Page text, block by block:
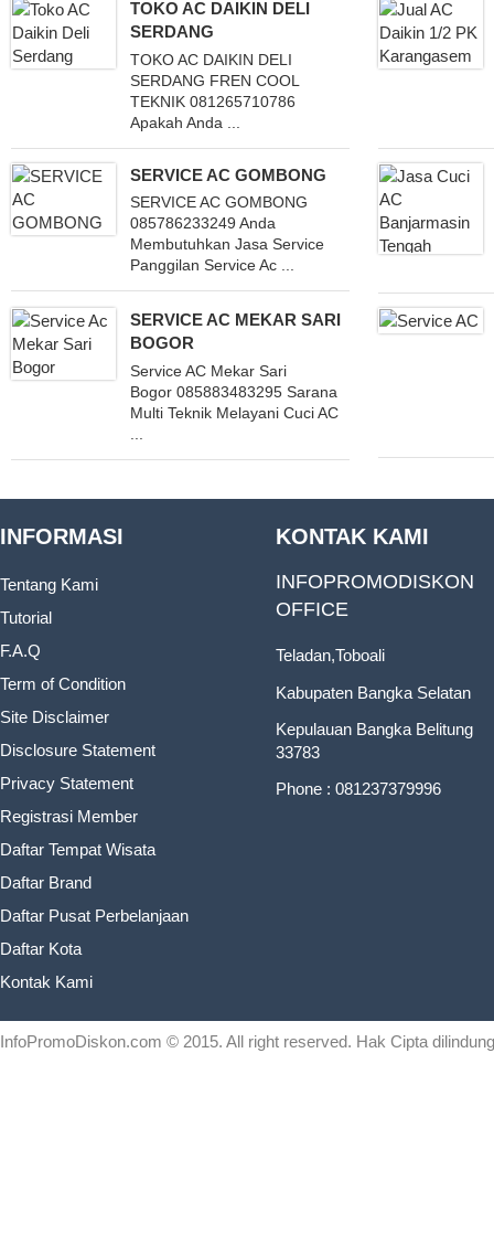
TOKO AC DAIKIN DELI
SERDANG
TOKO AC DAIKIN DELI
SERDANG FREN COOL
TEKNIK 081265710786
Apakah Anda ...
SERVICE AC GOMBONG
SERVICE AC GOMBONG
085786233249 Anda
Membutuhkan Jasa Service
Panggilan Service Ac ...
SERVICE AC MEKAR SARI
BOGOR
Service AC Mekar Sari
Bogor 085883483295 Sarana
Multi Teknik Melayani Cuci AC
INFORMASI
Tentang Kami
Tutorial
F.A.Q
Term of Condition
Site Disclaimer
Disclosure Statement
Privacy Statement
Registrasi Member
Daftar Tempat Wisata
Daftar Brand
Daftar Pusat Perbelanjaan
Daftar Kota
Kontak Kami
KONTAK KAMI
INFOPROMODISKON
OFFICE
Teladan,Toboali
Kabupaten Bangka Selatan
Kepulauan Bangka Belitung
33783
Phone : 081237379996
InfoPromoDiskon.com © 2015. All right reserved. Hak Cipta